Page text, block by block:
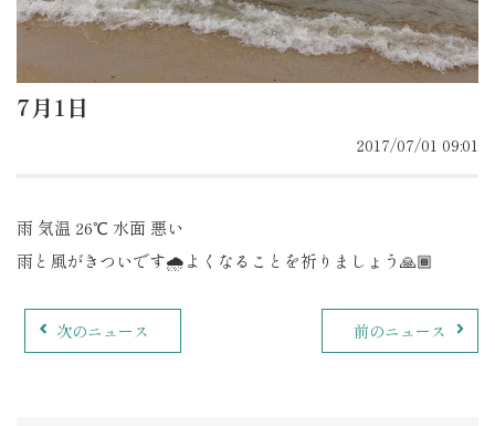
7月1日
2017/07/01 09:01
雨 気温 26℃ 水面 悪い
雨と風がきついです🌧よくなることを祈りましょう🙏🏾
次のニュース 前のニュース